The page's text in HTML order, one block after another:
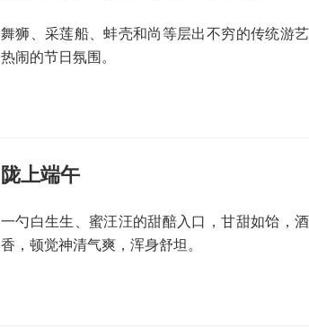
舞狮、采莲船、蚌壳和尚等层出不穷的传统游
热闹的节日氛围。
陇上端午
一勺白生生、蜜汪汪的甜醅入口，甘甜如饴，
香，顿觉神清气爽，浑身舒坦。